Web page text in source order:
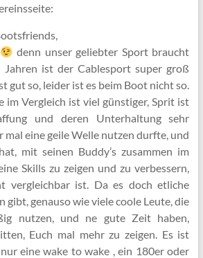
denn unser geliebter Sport braucht
ist der Cablesport super groß
gut so, leider ist es beim Boot nicht so.
im Vergleich ist viel günstiger, Sprit ist
und deren Unterhaltung sehr
mal eine geile Welle nutzen durfte, und
mit seinen Buddy’s zusammen im
Skills zu zeigen und zu verbessern,
vergleichbar ist. Da es doch etliche
gibt, genauso wie viele coole Leute, die
nutzen, und ne gute Zeit haben,
Euch mal mehr zu zeigen. Es ist
eine wake to wake , ein 180er oder